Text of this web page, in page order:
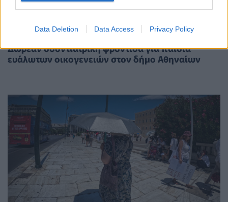
Data Deletion Data Access Privacy Policy
ΠΟΛΙΤΙΚΉ ΥΓΕΊΑΣ 20/08/2024 - 13:51
Δωρεάν οδοντιατρική φροντίδα για παιδιά
ευάλωτων οικογενειών στον δήμο Αθηναίων